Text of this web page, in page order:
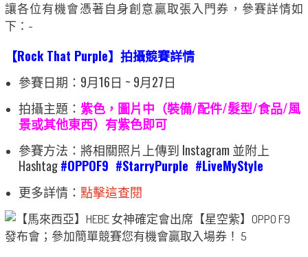
讓各位有機會憑著自身創意贏取張入門券，參賽詳情如
下：-
【Rock That Purple】拍攝競賽詳情
參賽日期：9月16日 ~ 9月27日
拍攝主題： 紫色，圖片中（裝備/配件/髮型/食品/風
景或其他東西）有紫色即可
參賽方法：將相關照片上傳到 Instagram 並附上
Hashtag#OPPOF9 #StarryPurple #LiveMyStyle
更多詳情： 點擊這查閱